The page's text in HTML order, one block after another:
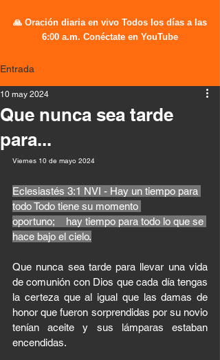
🙏 Oración diaria en vivo Todos los días a las
6:00 a.m. Conéctate en YouTube
Entrada
Que nunca sea tarde
para...
10 may 2024
Viernes 10 de mayo 2024
Eclesiastés 3:1 NVI - Hay un tiempo para
todo Todo tiene su momento
oportuno;    hay tiempo para todo lo que se
hace bajo el cielo.
Que nunca sea tarde para llevar una vida
de comunión con Dios que cada día tengas
la certeza que al igual que las damas de
honor que fueron sorprendidas por su novio
tenían aceite y sus lámparas estaban
encendidas.